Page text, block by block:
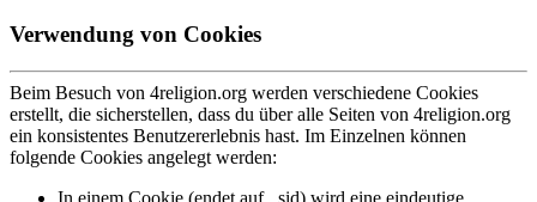
Verwendung von Cookies
Beim Besuch von 4religion.org werden verschiedene Cookies
erstellt, die sicherstellen, dass du über alle Seiten von 4religion.org
ein konsistentes Benutzererlebnis hast. Im Einzelnen können
folgende Cookies angelegt werden:
In einem Cookie (endet auf _sid) wird eine eindeutige,